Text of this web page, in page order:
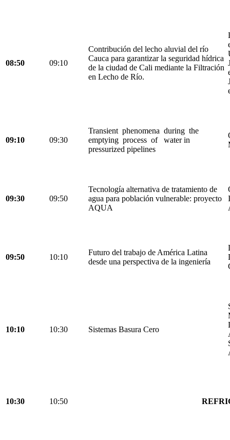
08:50 09:10
Contribución del lecho aluvial del río
Cauca para garantizar la seguridad hídrica
de la ciudad de Cali mediante la Filtración
en Lecho de Río.
09:10 09:30
Transient phenomena during the
emptying process of water in
pressurized pipelines
09:30 09:50
Tecnología alternativa de tratamiento de
agua para población vulnerable: proyecto
AQUA
09:50 10:10
Futuro del trabajo de América Latina
desde una perspectiva de la ingeniería
10:10 10:30 Sistemas Basura Cero
10:30 10:50